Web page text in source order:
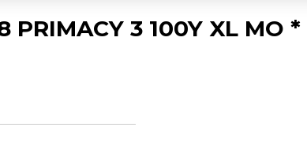
PRIMACY 3 100Y XL MO *